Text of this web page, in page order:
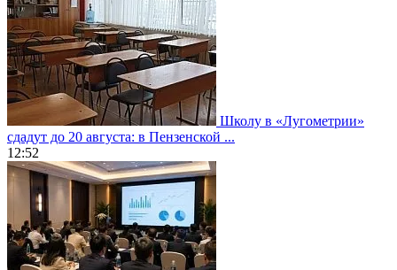
Школу в «Лугометрии»
сдадут до 20 августа: в Пензенской ...
12:52